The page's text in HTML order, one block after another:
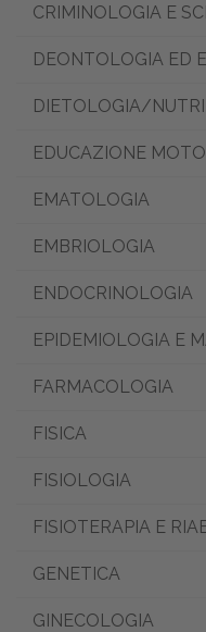
CRIMINOLOGIA E
DEONTOLOGIA ED
DIETOLOGIA/
EDUCAZIONE
EMATOLOGIA
EMBRIOLOGIA
ENDOCRINOLOGIA
EPIDEMIOLOGIA E
FARMACOLOGIA
FISICA
FISIOLOGIA
FISIOTERAPIA E
GENETICA
GINECOLOGIA